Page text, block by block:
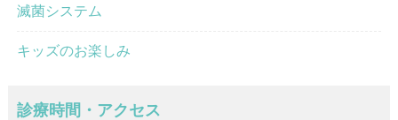
滅菌システム
キッズのお楽しみ
診療時間・アクセス